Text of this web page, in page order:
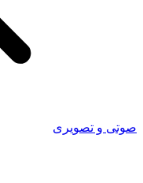
صوتی و تصویری